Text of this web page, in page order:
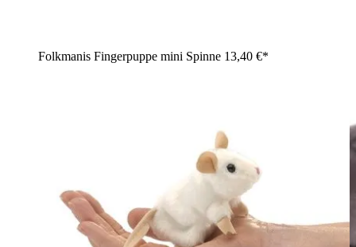
Folkmanis Fingerpuppe mini Spinne 13,40 €*